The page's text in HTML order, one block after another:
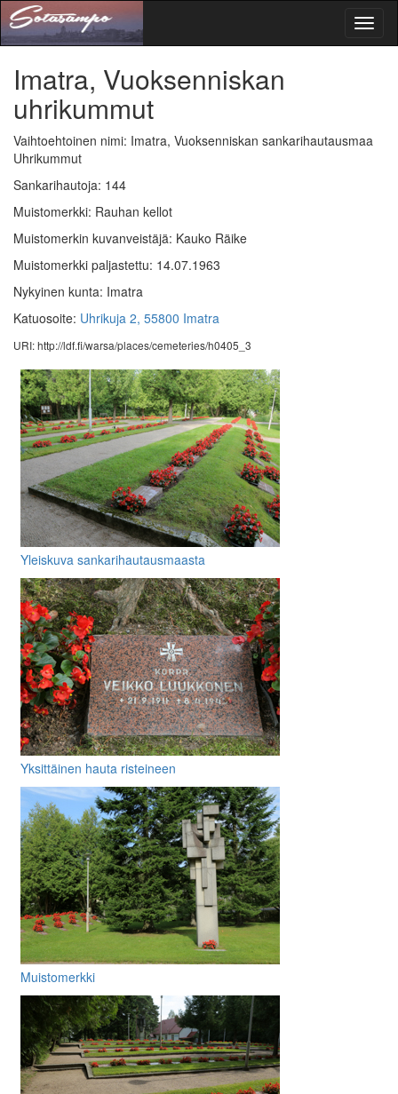
Imatra, Vuoksenniskan
uhrikummut
Vaihtoehtoinen nimi: Imatra, Vuoksenniskan sankarihautausmaa
Uhrikummut
Sankarihautoja: 144
Muistomerkki: Rauhan kellot
Muistomerkin kuvanveistäjä: Kauko Räike
Muistomerkki paljastettu: 14.07.1963
Nykyinen kunta: Imatra
Katuosoite: Uhrikuja 2, 55800 Imatra
URI: http://ldf.fi/warsa/places/cemeteries/h0405_3
Yleiskuva sankarihautausmaasta
Yksittäinen hauta risteineen
muistolaattoineen
Muistomerkki